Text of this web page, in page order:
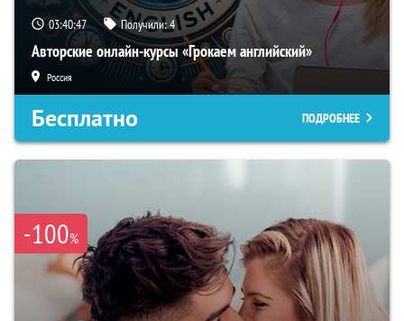
03:40:46 Получили:4
Авторские онлайн-курсы «Грокаем английский»
Россия
Бесплатно ПОДРОБНЕЕ
-100%